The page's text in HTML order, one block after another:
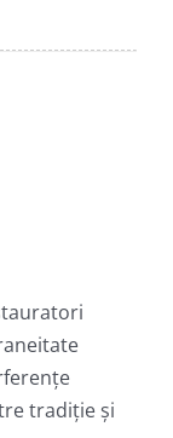
tradiție și